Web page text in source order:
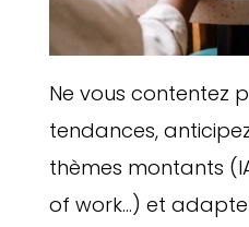
Ne vous contentez
tendances,
thèmes montants
of work…) et